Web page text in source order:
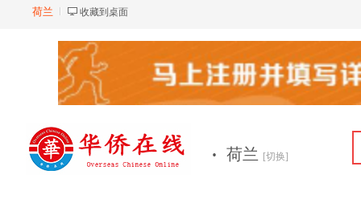
荷兰 收藏到桌面
· 荷兰 [切换]